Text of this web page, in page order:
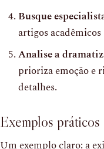
Busque
artigos
Analise a
prioriza emoção e
detalhes.
Exemplos
Um exemplo claro: a